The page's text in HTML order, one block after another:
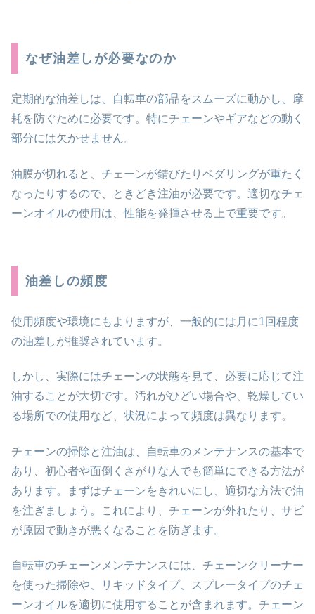
なぜ油差しが必要なのか
定期的な油差しは、自転車の部品をスムーズに動かし、摩
耗を防ぐために必要です。特にチェーンやギアなどの動く
部分には欠かせません。
油膜が切れると、チェーンが錆びたりペダリングが重たく
なったりするので、ときどき注油が必要です。適切なチェ
ーンオイルの使用は、性能を発揮させる上で重要です。
油差しの頻度
使用頻度や環境にもよりますが、一般的には月に1回程度
の油差しが推奨されています。
しかし、実際にはチェーンの状態を見て、必要に応じて注
油することが大切です。汚れがひどい場合や、乾燥してい
る場所での使用など、状況によって頻度は異なります。
チェーンの掃除と注油は、自転車のメンテナンスの基本で
あり、初心者や面倒くさがりな人でも簡単にできる方法が
あります。まずはチェーンをきれいにし、適切な方法で油
を注ぎましょう。これにより、チェーンが外れたり、サビ
が原因で動きが悪くなることを防ぎます。
自転車のチェーンメンテナンスには、チェーンクリーナー
を使った掃除や、リキッドタイプ、スプレータイプのチェ
ーンオイルを適切に使用することが含まれます。チェーン